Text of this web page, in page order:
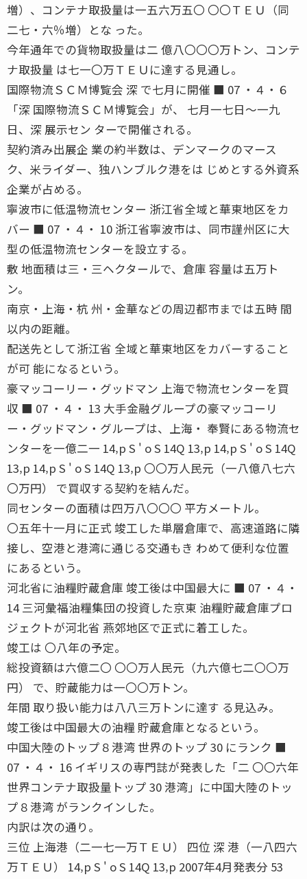
増）、コンテナ取扱量は一五六万五〇 〇〇ＴＥＵ（同
二七・六％増）とな った。
今年通年での貨物取扱量は二 億八〇〇〇万トン、コンテ
ナ取扱量 は七一〇万ＴＥＵに達する見通し。
国際物流ＳＣＭ博覧会 深 で七月に開催 ■ 07 ・４・６
「深 国際物流ＳＣＭ博覧会」が、 七月一七日〜一九
日、深 展示セン ターで開催される。
契約済み出展企 業の約半数は、デンマークのマース
ク、米ライダー、独ハンブルク港をは じめとする外資系
企業が占める。
寧波市に低温物流センター 浙江省全域と華東地区をカ
バー ■ 07 ・４・ 10 浙江省寧波市は、同市謹州区に大
型の低温物流センターを設立する。
敷 地面積は三・三ヘクタールで、倉庫 容量は五万ト
ン。
南京・上海・杭 州・金華などの周辺都市までは五時 間
以内の距離。
配送先として浙江省 全域と華東地区をカバーすること
が可 能になるという。
豪マッコーリー・グッドマン 上海で物流センターを買
収 ■ 07 ・４・ 13 大手金融グループの豪マッコーリ
ー・グッドマン・グループは、上海・ 奉賢にある物流セ
ンターを一億二一 14‚p S ' o S 14Q 13‚p 14‚p S ' o S 14Q
13‚p 14‚p S ' o S 14Q 13‚p 〇〇万人民元（一八億八七六
〇万円） で買収する契約を結んだ。
同センターの面積は四万八〇〇〇 平方メートル。
〇五年十一月に正式 竣工した単層倉庫で、高速道路に隣
接し、空港と港湾に通じる交通もき わめて便利な位置
にあるという。
河北省に油糧貯蔵倉庫 竣工後は中国最大に ■ 07 ・４・
14 三河彙福油糧集団の投資した京東 油糧貯蔵倉庫プロ
ジェクトが河北省 燕郊地区で正式に着工した。
竣工は 〇八年の予定。
総投資額は六億二〇 〇〇万人民元（九六億七二〇〇万
円） で、貯蔵能力は一〇〇万トン。
年間 取り扱い能力は八八三万トンに達す る見込み。
竣工後は中国最大の油糧 貯蔵倉庫となるという。
中国大陸のトップ８港湾 世界のトップ 30 にランク ■
07 ・４・ 16 イギリスの専門誌が発表した「二 〇〇六年
世界コンテナ取扱量トップ 30 港湾」に中国大陸のトッ
プ８港湾 がランクインした。
内訳は次の通り。
三位 上海港（二一七一万ＴＥＵ） 四位 深 港（一八四六
万ＴＥＵ） 14‚p S ' o S 14Q 13‚p 2007年4月発表分 53